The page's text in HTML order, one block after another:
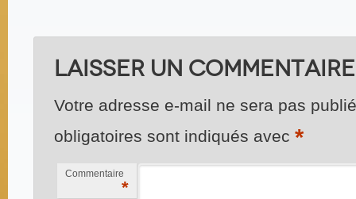
Laisser un commentaire
Votre adresse e-mail ne sera pas
obligatoires sont indiqués avec *
Commentaire
*